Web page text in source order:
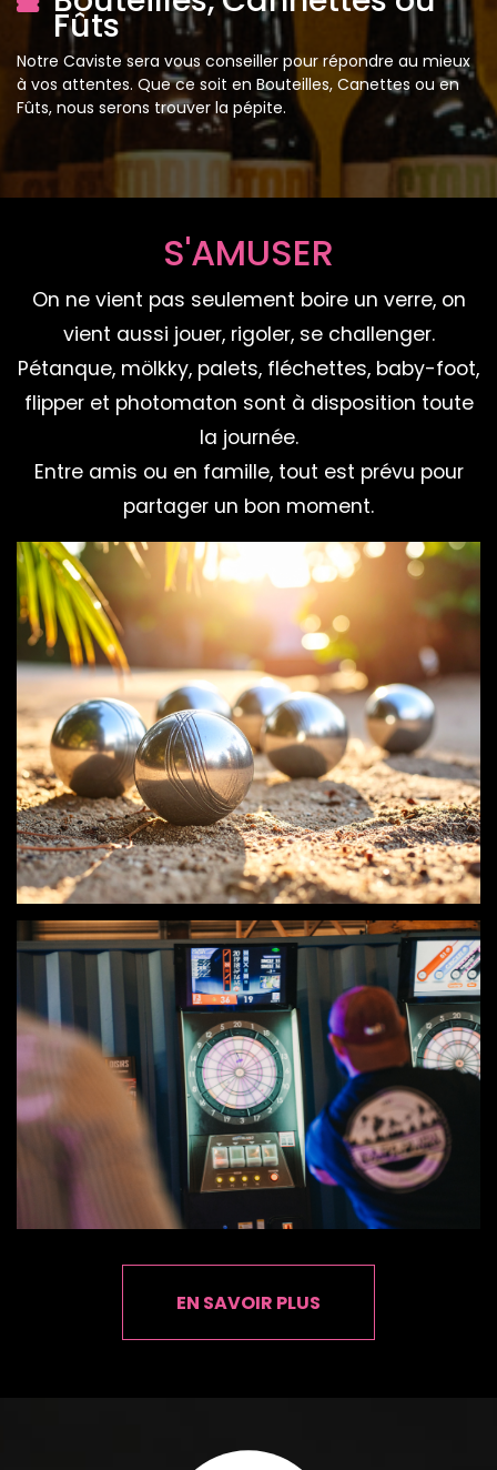
Fûts
Notre Caviste sera vous conseiller pour répondre au mieux
à vos attentes. Que ce soit en Bouteilles, Canettes ou en
Fûts, nous serons trouver la pépite.
S'AMUSER
On ne vient pas seulement boire un verre, on
vient aussi jouer, rigoler, se challenger.
Pétanque, mölkky, palets, fléchettes, baby-foot,
flipper et photomaton sont à disposition toute
la journée.
Entre amis ou en famille, tout est prévu pour
partager un bon moment.
EN SAVOIR PLUS